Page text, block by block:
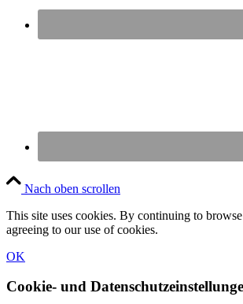
Nach oben scrollen
This site uses cookies. By continuing to
agreeing to our use of cookies.
OK
Cookie- und